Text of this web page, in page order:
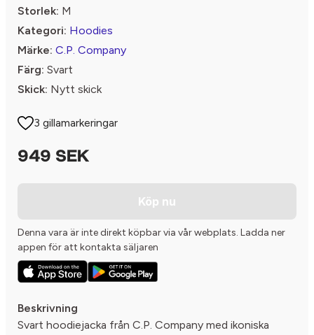
Storlek: M
Kategori: Hoodies
Märke: C.P. Company
Färg: Svart
Skick: Nytt skick
3 gillamarkeringar
949 SEK
Köp nu
Denna vara är inte direkt köpbar via vår webplats. Ladda ner
appen för att kontakta säljaren
Beskrivning
Svart hoodiejacka från C.P. Company med ikoniska